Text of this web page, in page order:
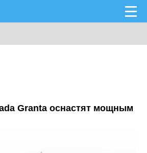
Granta оснастят мощным